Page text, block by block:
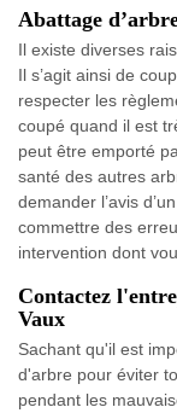
Abattage
Il existe diverses
Il s’agit ainsi de
respecter les
coupé quand il est
peut être emporté
santé des autres
demander l’avis
commettre des
intervention dont
Contactez
Vaux
Sachant qu'il est
d'arbre pour éviter
pendant les